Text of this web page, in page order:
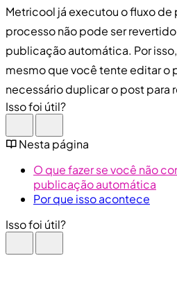
Metricool já executou o fluxo de
processo não pode ser
publicação automática. Por
mesmo que você tente editar o
necessário duplicar o post para
Isso foi útil?
Nesta página
O que fazer se você não
publicação automática
Por que isso acontece
Isso foi útil?